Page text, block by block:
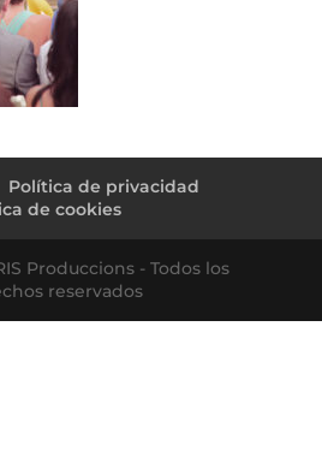
Política de privacidad
de cookies
Produccions - Todos los
reservados